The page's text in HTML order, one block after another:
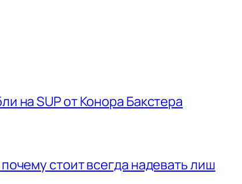
на SUP от Конора Бакстера
стоит всегда надевать лиш